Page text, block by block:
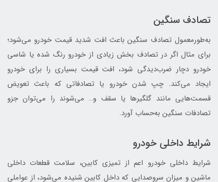
تصادف سنگین
به‌طورمعمول تصادف سنگین باعث افت شدید قیمت خودرو می‌شود؛
برای مثال اگر در تصادف‌ بخش زیادی از خودرو رنگ‌ شده یا شاسی
خودرو دچار ضرب‌دیدگی شود، افت قیمت بسیاری را برای خودرو
ایجاد می‌کند. چپ شدن خودرو یا تصادفاتی که باعث تعویض
قسمت‌هایی مانند گلگیرها یا سقف و… می‌شوند را می‌توان جزو
تصادفات سنگین به‌حساب آورد.
شرایط داخلی خودرو
شرایط داخلی خودرو اعم از تمیزی کابین، سلامت قطعات داخلی
ماشین و میزان سروصدایی که داخل کابین شنیده می‌شود، از عواملی